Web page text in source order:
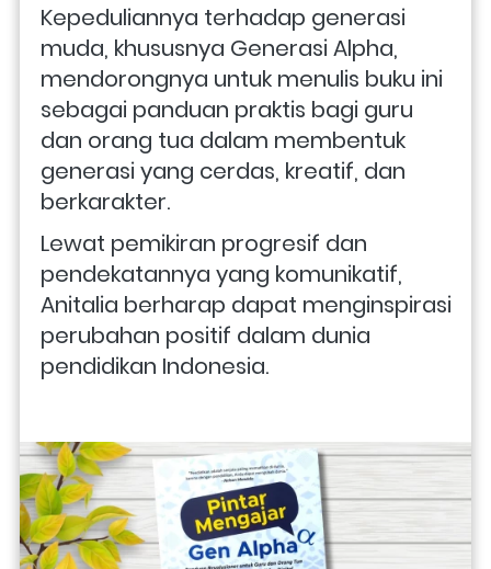
Kepeduliannya terhadap generasi
muda, khususnya Generasi Alpha,
mendorongnya untuk menulis buku ini
sebagai panduan praktis bagi guru
dan orang tua dalam membentuk
generasi yang cerdas, kreatif, dan
berkarakter.
Lewat pemikiran progresif dan
pendekatannya yang komunikatif,
Anitalia berharap dapat menginspirasi
perubahan positif dalam dunia
pendidikan Indonesia.